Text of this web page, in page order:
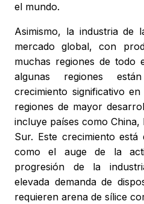
el mundo.
Asimismo, la industria de
mercado global, con
muchas regiones de todo
algunas regiones
crecimiento significativo
regiones de mayor
incluye países como
Sur. Este crecimiento
como el auge de la
progresión de la
elevada demanda de
requieren arena de sílice